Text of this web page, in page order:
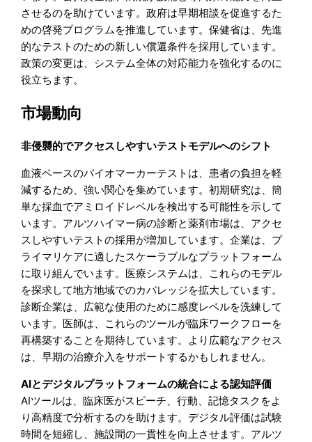
させるのを助けています。政府は早期相談を促進するた
めの啓発プログラムを推進しています。保健省は、先進
的なテストのための新しい償還条件を採用しています。
政策の変更は、システム全体の対応能力を強化するのに
役立ちます。
市場動向
非侵襲的でアクセスしやすいテストモデルへのシフト
血液ベースのバイオマーカーテストは、患者の負担を軽
減するため、強い関心を集めています。初期研究は、簡
単な採血でアミロイドレベルを検出する可能性を示して
います。アルツハイマー病の診断と薬剤市場は、アクセ
スしやすいテストの採用が増加しています。企業は、プ
ライマリケアに適したスケーラブルなプラットフォーム
に取り組んでいます。医療システムは、これらのモデル
を探求して地方地域でのカバレッジを拡大しています。
診断企業は、広範な使用のために感度レベルを洗練して
います。医師は、これらのツールが臨床ワークフローを
再構築することを期待しています。より広範なアクセス
は、早期の治療介入をサポートするかもしれません。
AIとデジタルプラットフォームの統合による認知評価
AIツールは、臨床医がスピーチ、行動、記憶タスクをよ
り高精度で分析するのを助けます。デジタル評価は試験
時間を短縮し、施設間の一貫性を向上させます。アルツ